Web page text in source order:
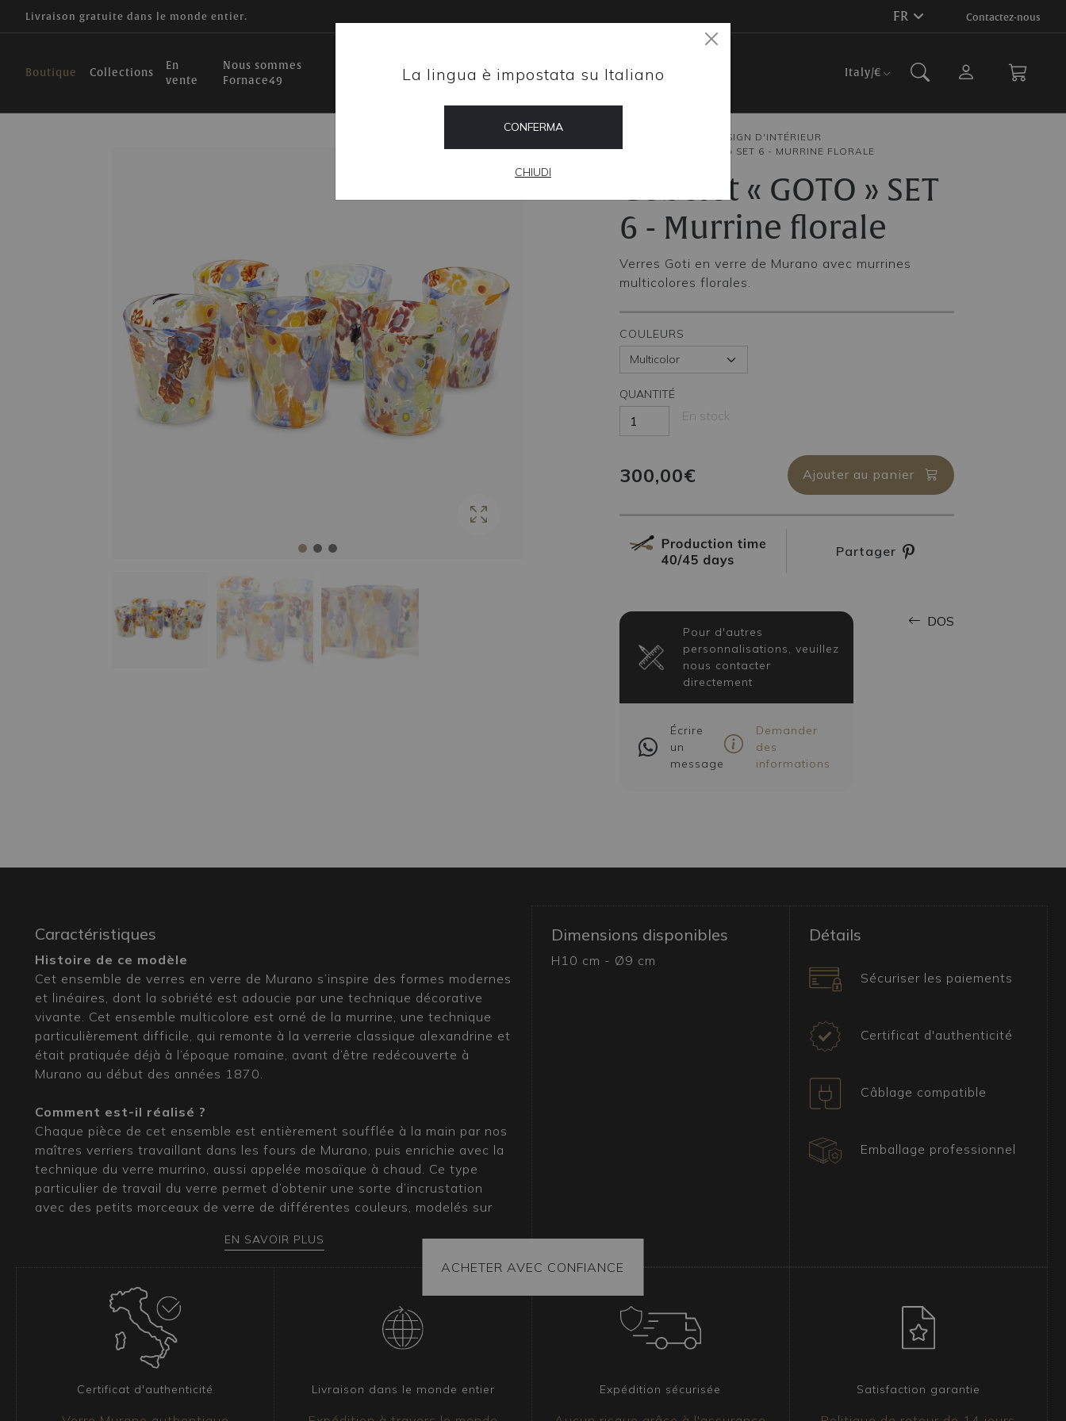
La lingua è impostata su Italiano
CONFERMA
CHIUDI
Livraison gratuite dans le monde entier. FR Contactez-nous
Boutique Collections
En
vente
Nous sommes
Fornace49
Magazine Italy/€
DESIGN D'INTÉRIEUR
GOBELET « GOTO » SET 6 - MURRINE FLORALE
Gobelet « GOTO » SET
6 - Murrine florale
Verres Goti en verre de Murano avec murrines
multicolores florales.
COULEURS
QUANTITÉ
En stock
300,00€ Ajouter au panier
Partager
Pour d'autres
personnalisations, veuillez
nous contacter
directement
Écrire
un
message
Demander
des
informations
DOS
Caractéristiques
Histoire de ce modèle
Cet ensemble de verres en verre de Murano s’inspire des formes modernes
et linéaires, dont la sobriété est adoucie par une technique décorative
vivante. Cet ensemble multicolore est orné de la murrine, une technique
particulièrement difficile, qui remonte à la verrerie classique alexandrine et
était pratiquée déjà à l’époque romaine, avant d’être redécouverte à
Murano au début des années 1870.
Comment est-il réalisé ?
Chaque pièce de cet ensemble est entièrement soufflée à la main par nos
maîtres verriers travaillant dans les fours de Murano, puis enrichie avec la
technique du verre murrino, aussi appelée mosaïque à chaud. Ce type
particulier de travail du verre permet d’obtenir une sorte d’incrustation
avec des petits morceaux de verre de différentes couleurs, modelés sur
Quel type d’ameublement convient à ces verres muranais ?
Cet ensemble coloré de verres à murrines florales est un modèle
extrêmement caractéristique tout en restant très polyvalent. Il s’intègre
parfaitement dans une salle à manger éclectique, attirant l’attention par
ses couleurs vives, mais aussi dans des environnements rustiques ou
country chic, auxquels il ajoutera une touche de joie et de vivacité, en
harmonie avec les matériaux naturels et une atmosphère chaleureuse.
EN SAVOIR PLUS
Dimensions disponibles
H10 cm - Ø9 cm
Détails
Sécuriser les paiements
Certificat d'authenticité
Câblage compatible
Emballage professionnel
Certificat d'authenticité Livraison dans le monde entier Expédition sécurisée Satisfaction garantie
ACHETER AVEC CONFIANCE